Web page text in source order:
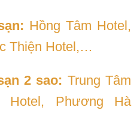
Hồng Tâm Hotel,
Thiện Hotel,…
2 sao: Trung Tâm
Hotel, Phương Hà